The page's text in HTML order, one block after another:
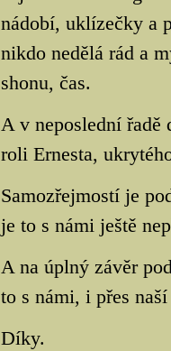
nádobí, uklízečky a
nikdo nedělá rád a
shonu, čas.
A v neposlední řadě
roli Ernesta,
Samozřejmostí je
je to s námi ještě
A na úplný závěr
to s námi, i přes
Díky.